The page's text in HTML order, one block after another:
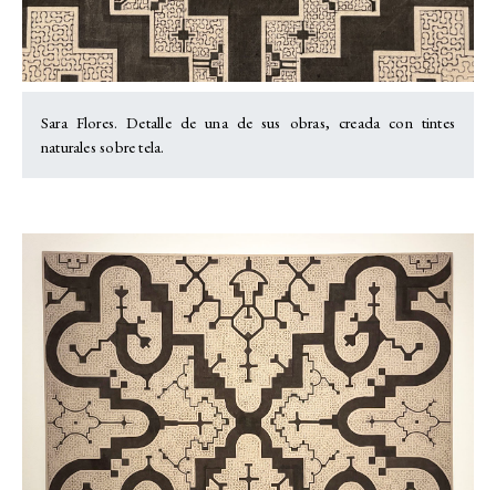
Sara Flores. Detalle de una de sus obras, creada con tintes
naturales sobre tela.